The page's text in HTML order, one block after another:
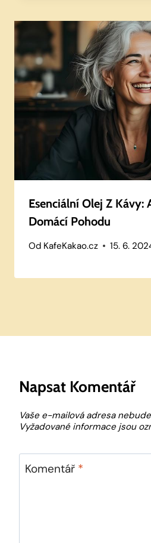
Esenciální Olej Z Kávy:
Domácí Pohodu
Od KafeKakao.cz 15. 6.
Napsat Komentář
Vaše e-mailová adresa
Vyžadované informace jsou
Komentář *